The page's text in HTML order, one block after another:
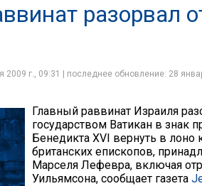
разорвал
2009 г., 09:31 | последнее обновление: 28
Главный раввинат Израиля
государством Ватикан в знак
Бенедикта XVI вернуть в лоно
британских епископов,
Марселя Лефевра, включая
Уильямсона, сообщает газета